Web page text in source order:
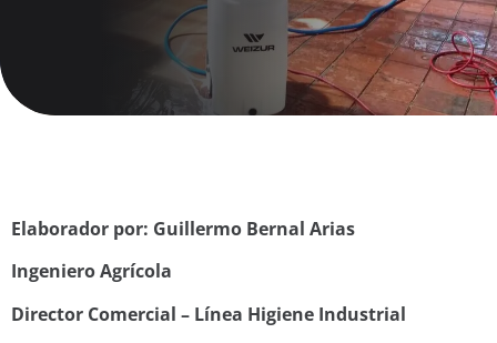
Elaborador por: Guillermo Bernal Arias
Ingeniero Agrícola
Director Comercial – Línea Higiene Industrial